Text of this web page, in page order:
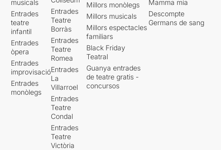
musicals
Entrades
teatre
infantil
Entrades
òpera
Entrades
improvisació
Entrades
monòlegs
Entrades
Teatre
Borràs
Entrades
Teatre
Romea
Entrades
La
Villarroel
Entrades
Teatre
Condal
Entrades
Teatre
Victòria
Millors monòlegs
Millors musicals
Millors espectacles
familiars
Black Friday
Teatral
Guanya entrades
de teatre gratis -
concursos
Mamma mia
Descompte
Germans de sang